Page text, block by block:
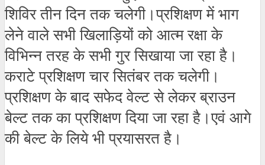
शिविर तीन दिन तक चलेगी।प्रशिक्षण में भाग
लेने वाले सभी खिलाड़ियों को आत्म रक्षा के
विभिन्न तरह के सभी गुर सिखाया जा रहा है।
कराटे प्रशिक्षण चार सितंबर तक चलेगी।
प्रशिक्षण के बाद सफेद वेल्ट से लेकर ब्राउन
बेल्ट तक का प्रशिक्षण दिया जा रहा है।एवं आगे
की बेल्ट के लिये भी प्रयासरत है।